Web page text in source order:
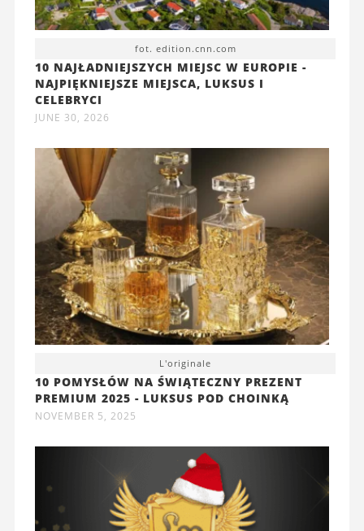
fot. edition.cnn.com
10 NAJŁADNIEJSZYCH MIEJSC W EUROPIE -
NAJPIĘKNIEJSZE MIEJSCA, LUKSUS I
CELEBRYCI
JUNE 30, 2026
L'originale
10 POMYSŁÓW NA ŚWIĄTECZNY PREZENT
PREMIUM 2025 - LUKSUS POD CHOINKĄ
NOVEMBER 5, 2025